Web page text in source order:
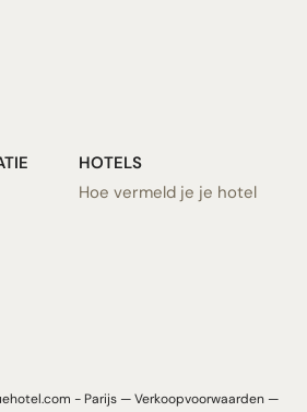
HOTELS
Hoe vermeld je je hotel
- Parijs —Verkoopvoorwaarden—